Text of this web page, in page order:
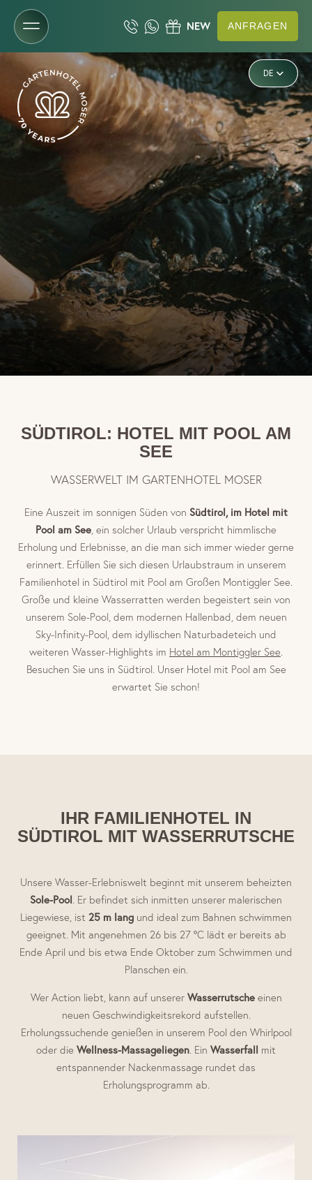
DEIT
EN
ANFRAGEN
Das Gartenhotel
Zimmer & Preise
Ruhe
Wellness & See
Wasser
Wasserwelt
Beauty & Spa
Day Spa
Relax am See
Yoga & Meditiation
Erlebnis & Aktiv
SÜDTIROL: HOTEL MIT POOL AM
SEE
WASSERWELT IM GARTENHOTEL MOSER
Eine Auszeit im sonnigen Süden von Südtirol, im Hotel mit
Pool am See, ein solcher Urlaub verspricht himmlische
Erholung und Erlebnisse, an die man sich immer wieder gerne
erinnert. Erfüllen Sie sich diesen Urlaubstraum in unserem
Familienhotel in Südtirol mit Pool am Großen Montiggler See.
Große und kleine Wasserratten werden begeistert sein von
unserem Sole-Pool, dem modernen Hallenbad, dem neuen
Sky-Infinity-Pool, dem idyllischen Naturbadeteich und
weiteren Wasser-Highlights im Hotel am Montiggler See.
Besuchen Sie uns in Südtirol. Unser Hotel mit Pool am See
erwartet Sie schon!
IHR FAMILIENHOTEL IN
SÜDTIROL MIT WASSERRUTSCHE
Unsere Wasser-Erlebniswelt beginnt mit unserem beheizten
Sole-Pool. Er befindet sich inmitten unserer malerischen
Liegewiese, ist 25 m lang und ideal zum Bahnen schwimmen
geeignet. Mit angenehmen 26 bis 27 °C lädt er bereits ab
Ende April und bis etwa Ende Oktober zum Schwimmen und
Planschen ein.
Wer Action liebt, kann auf unserer Wasserrutscheeinen
neuen Geschwindigkeitsrekord aufstellen.
Erholungssuchende genießen in unserem Pool den Whirlpool
oder die Wellness-Massageliegen. Ein Wasserfall mit
entspannender Nackenmassage rundet das
Erholungsprogramm ab.